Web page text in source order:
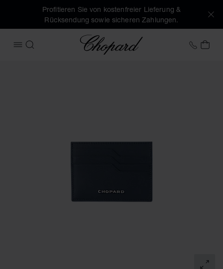
Profitieren Sie von kostenfreier Lieferung &
Rücksendung sowie sicheren Zahlungen.
MENÜ ÖFFNEN
SUCHEN
Chopard +43